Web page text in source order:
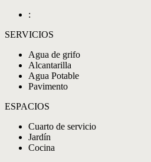
:
SERVICIOS
Agua de grifo
Alcantarilla
Agua Potable
Pavimento
ESPACIOS
Cuarto de servicio
Jardín
Cocina